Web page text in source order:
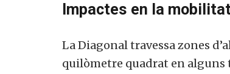
Impactes en la
La Diagonal travessa zones
quilòmetre quadrat en